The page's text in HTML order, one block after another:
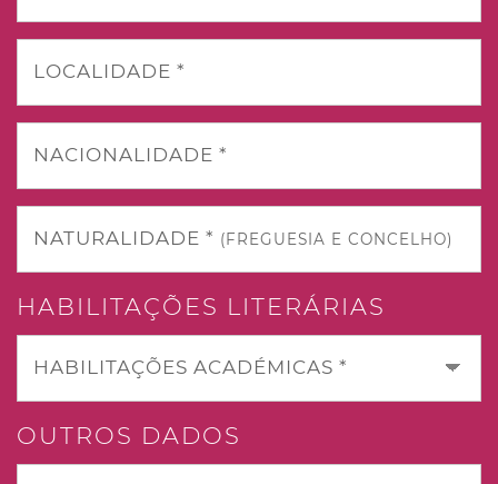
LOCALIDADE *
NACIONALIDADE *
NATURALIDADE * (FREGUESIA E CONCELHO)
HABILITAÇÕES LITERÁRIAS
HABILITAÇÕES ACADÉMICAS *
OUTROS DADOS